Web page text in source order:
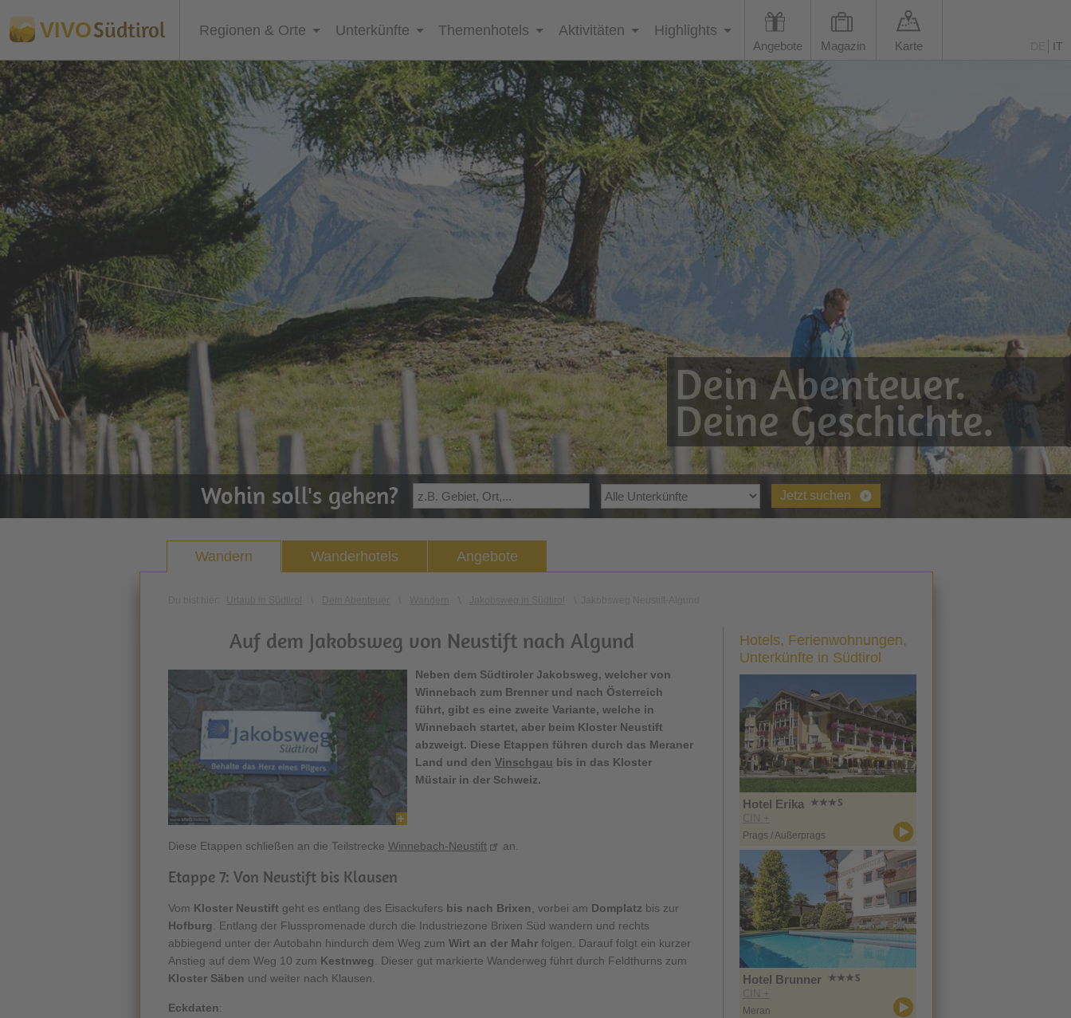
VIVOSüdtirol Regionen & Orte Unterkünfte Themenhotels Aktivitäten Highlights
Angebote Magazin Karte IT
Dein Abenteuer.
Deine Geschichte.
Wohin soll's gehen? Jetzt suchen
Wandern Wanderhotels Angebote
Auf dem Jakobsweg von Neustift nach Algund
Neben dem Südtiroler Jakobsweg, welcher von
Winnebach zum Brenner und nach Österreich
führt, gibt es eine zweite Variante, welche in
Winnebach startet, aber beim Kloster Neustift
abzweigt. Diese Etappen führen durch das Meraner
Land und den Vinschgau bis in das Kloster
Müstair in der Schweiz.
Diese Etappen schließen an die Teilstrecke Winnebach-Neustift an.
Etappe 7: Von Neustift bis Klausen
Vom Kloster Neustift geht es entlang des Eisackufers bis nach Brixen , vorbei am Domplatz bis zur
Hofburg . Entlang der Flusspromenade durch die Industriezone Brixen Süd wandern und rechts
abbiegend unter der Autobahn hindurch dem Weg zum Wirt an der Mahr folgen. Darauf folgt ein kurzer
Anstieg auf dem Weg 10 zum Kestnweg . Dieser gut markierte Wanderweg führt durch Feldthurns zum
Kloster Säben und weiter nach Klausen.
Eckdaten:
Hotels, Ferienwohnungen,
Unterkünfte in Südtirol
Hotel Erika
CIN +
Prags / Außerprags
Hotel Brunner
CIN +
Meran